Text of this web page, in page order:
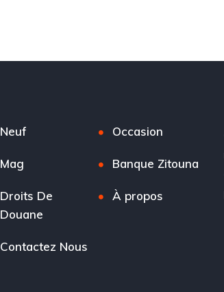
Neuf Occasion
Mag Banque Zitouna
Droits De
Douane
À propos
Contactez Nous